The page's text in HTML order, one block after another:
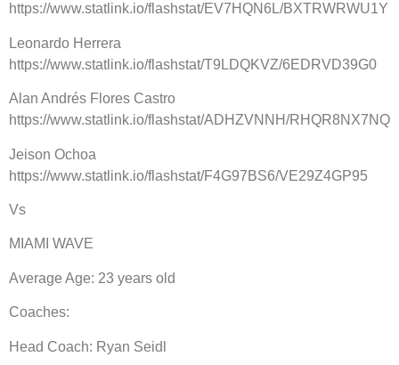
https://www.statlink.io/flashstat/EV7HQN6L/BXTRWRWU1Y
Leonardo Herrera
https://www.statlink.io/flashstat/T9LDQKVZ/6EDRVD39G0
Alan Andrés Flores Castro
https://www.statlink.io/flashstat/ADHZVNNH/RHQR8NX7NQ
Jeison Ochoa
https://www.statlink.io/flashstat/F4G97BS6/VE29Z4GP95
Vs
MIAMI WAVE
Average Age: 23 years old
Coaches:
Head Coach: Ryan Seidl